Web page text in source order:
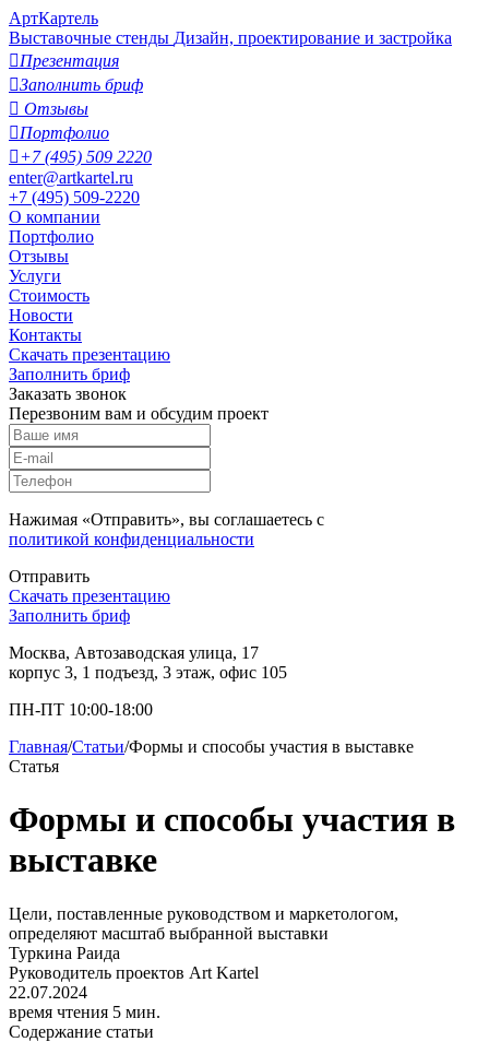
АртКартель
Выставочные стенды Дизайн, проектирование и застройка
Презентация
Заполнить бриф
 Отзывы
Портфолио
+7 (495) 509 2220
enter@artkartel.ru
+7 (495) 509-2220
О компании
Портфолио
Отзывы
Услуги
Стоимость
Новости
Контакты
Скачать презентацию
Заполнить бриф
Заказать звонок
Перезвоним вам и обсудим проект
Нажимая «Отправить», вы соглашаетесь с
политикой конфиденциальности
Отправить
Скачать презентацию
Заполнить бриф
Москва, Автозаводская улица, 17
корпус 3, 1 подъезд, 3 этаж, офис 105
ПН-ПТ 10:00-18:00
Главная/Статьи/Формы и способы участия в выставке
Статья
Формы и способы участия в
выставке
Цели, поставленные руководством и маркетологом,
определяют масштаб выбранной выставки
Туркина Раида
Руководитель проектов Art Kartel
22.07.2024
время чтения 5 мин.
Содержание статьи